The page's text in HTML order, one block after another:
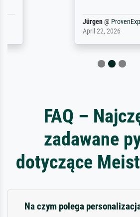
ProvenExpert
FAQ –
zadawane
dotyczące
Na czym polega